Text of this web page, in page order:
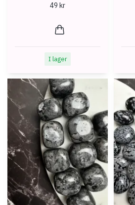
49 kr
I lager